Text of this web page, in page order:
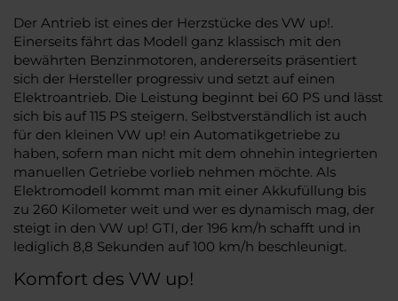
Der Antrieb ist eines der Herzstücke des VW up!.
Einerseits fährt das Modell ganz klassisch mit den
bewährten Benzinmotoren, andererseits präsentiert
sich der Hersteller progressiv und setzt auf einen
Elektroantrieb. Die Leistung beginnt bei 60 PS und lässt
sich bis auf 115 PS steigern. Selbstverständlich ist auch
für den kleinen VW up! ein Automatikgetriebe zu
haben, sofern man nicht mit dem ohnehin integrierten
manuellen Getriebe vorlieb nehmen möchte. Als
Elektromodell kommt man mit einer Akkufüllung bis
zu 260 Kilometer weit und wer es dynamisch mag, der
steigt in den VW up! GTI, der 196 km/h schafft und in
lediglich 8,8 Sekunden auf 100 km/h beschleunigt.
Komfort des VW up!